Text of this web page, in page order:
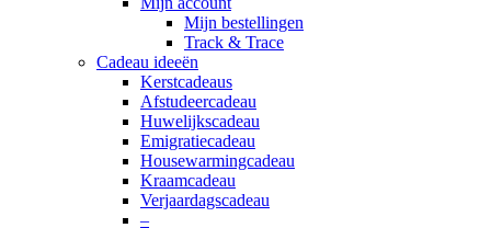
Mijn bestellingen
Track & Trace
Cadeau ideeën
Kerstcadeaus
Afstudeercadeau
Huwelijkscadeau
Emigratiecadeau
Housewarmingcadeau
Kraamcadeau
Verjaardagscadeau
–